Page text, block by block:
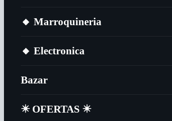
🔸​ Marroquineria
🔸​ Electronica
Bazar
✴️​ OFERTAS ✴️​